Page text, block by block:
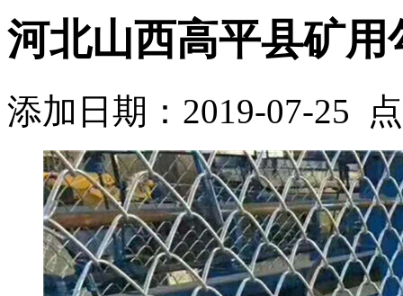
河北山西高平县矿
添加日期：2019-07-25